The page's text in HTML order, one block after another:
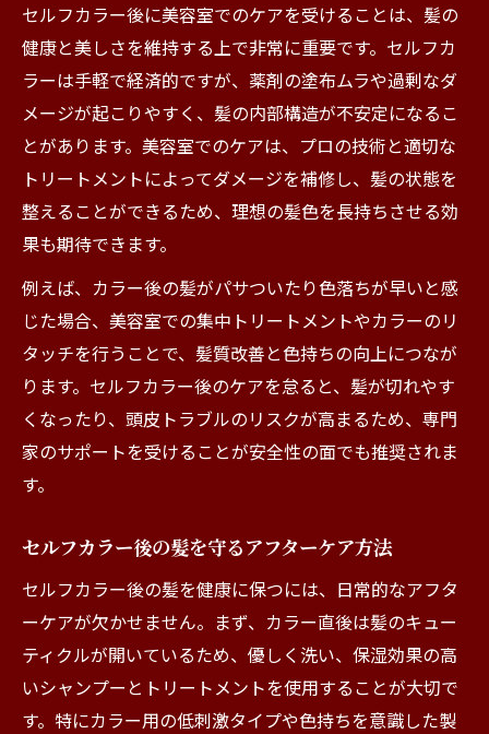
セルフカラー後に美容室でのケアを受けることは、髪の
健康と美しさを維持する上で非常に重要です。セルフカ
ラーは手軽で経済的ですが、薬剤の塗布ムラや過剰なダ
メージが起こりやすく、髪の内部構造が不安定になるこ
とがあります。美容室でのケアは、プロの技術と適切な
トリートメントによってダメージを補修し、髪の状態を
整えることができるため、理想の髪色を長持ちさせる効
果も期待できます。
例えば、カラー後の髪がパサついたり色落ちが早いと感
じた場合、美容室での集中トリートメントやカラーのリ
タッチを行うことで、髪質改善と色持ちの向上につなが
ります。セルフカラー後のケアを怠ると、髪が切れやす
くなったり、頭皮トラブルのリスクが高まるため、専門
家のサポートを受けることが安全性の面でも推奨されま
す。
セルフカラー後の髪を守るアフターケア方法
セルフカラー後の髪を健康に保つには、日常的なアフタ
ーケアが欠かせません。まず、カラー直後は髪のキュー
ティクルが開いているため、優しく洗い、保湿効果の高
いシャンプーとトリートメントを使用することが大切で
す。特にカラー用の低刺激タイプや色持ちを意識した製